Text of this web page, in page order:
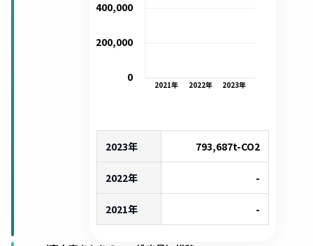
2021年 2022年 2023年
0
200,000
400,000
2023年 793,687t-CO2
2022年 -
2021年 -